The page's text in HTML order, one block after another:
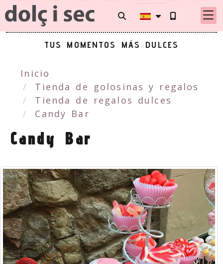
TUS MOMENTOS MÁS DULCES
Inicio
Tienda de golosinas y regalos
Tienda de regalos dulces
Candy Bar
Candy Bar